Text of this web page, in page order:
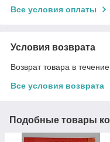
Все условия оплаты
Условия возврата
Возврат товара в
Все условия возврата
Подобные товары